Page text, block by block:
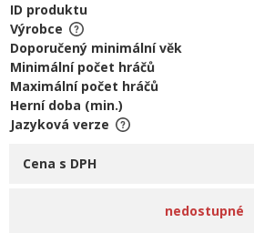
ID produktu
Výrobce
Doporučený minimální věk
Minimální počet hráčů
Maximální počet hráčů
Herní doba (min.)
Jazyková verze
Cena s DPH
nedostupné